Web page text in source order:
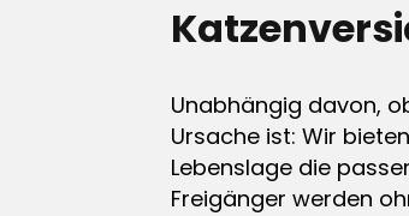
Unabhängig davon,
Ursache ist: Wir
Lebenslage die
Freigänger werden